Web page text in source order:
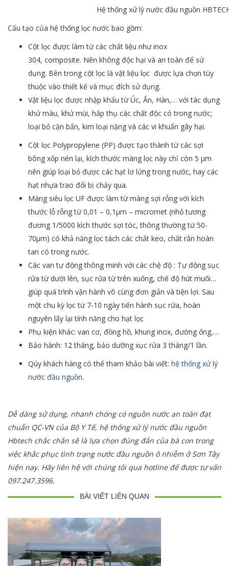
Hệ thống xử lý nước đầu nguồn
Cấu tạo của hệ thống lọc nước bao gồm:
Cột lọc được làm từ các chất liệu như inox
304, composite. Nên không độc hại và an toàn để sử
dụng. Bên trong cột lọc là vật liệu lọc được lựa chọn tùy
thuộc vào thiết kế và mục đích sử dụng.
Vật liệu lọc được nhập khẩu từ Úc, Ấn, Hàn,… với tác dụng
khử màu, khử mùi, hấp thụ các chất độc có trong nước;
loại bỏ cặn bẩn, kim loại nặng và các vi khuẩn gây hại.
Cột lọc Polypropylene (PP) được tạo thành từ các sợi
bông xốp nén lại, kích thước màng lọc này chỉ còn 5 µm
nên giúp loại bỏ được các hạt lơ lửng trong nước, hay các
hạt nhựa trao đổi bị chảy qua.
Màng siêu lọc UF được làm từ màng sợi rỗng với kích
thước lỗ rỗng từ 0,01 – 0,1µm – micromet (nhỏ tương
đương 1/5000 kích thước sợi tóc, thông thường từ 50-
70µm) có khả năng lọc tách các chất keo, chất rắn hoàn
tan có trong nước.
Các van tự động thông minh với các chệ độ : Tự động sục
rửa từ dưới lên, sục rửa từ trên xuống, chế độ hút muối…
giúp quá trình vận hành vô cùng đơn giản và tiện lợi. Sau
một chu kỳ lọc từ 7-10 ngày tiến hành sục rửa, hoàn
nguyên lấy lại tính năng cho hạt lọc
Phụ kiện khác: van cơ, đồng hồ, khung inox, đường ống,…
Bảo hành: 12 tháng, bảo dưỡng xục rửa 3 tháng/1 lần.
Qúy khách hàng có thể tham khảo bài viết: hệ thống xử lý
nước đầu nguồn.
Dễ dàng sử dụng, nhanh chóng có nguồn nước an toàn đạt
chuẩn QC-VN của Bộ Y Tế, hệ thống xử lý nước đầu nguồn
Hbtech chắc chắn sẽ là lựa chọn đúng đắn của bà con trong
việc khắc phục tình trạng nước đầu nguồn ô nhiễm ở Sơn Tây
hiện nay. Hãy liên hệ với chúng tôi qua hotline để được tư vấn
097.247.3596.
BÀI VIẾT LIÊN QUAN